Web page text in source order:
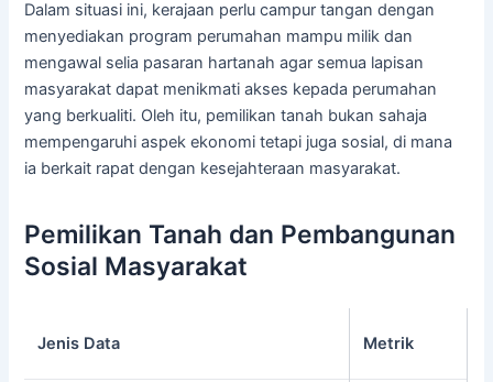
Dalam situasi ini, kerajaan perlu campur tangan dengan
menyediakan program perumahan mampu milik dan
mengawal selia pasaran hartanah agar semua lapisan
masyarakat dapat menikmati akses kepada perumahan
yang berkualiti. Oleh itu, pemilikan tanah bukan sahaja
mempengaruhi aspek ekonomi tetapi juga sosial, di mana
ia berkait rapat dengan kesejahteraan masyarakat.
Pemilikan Tanah dan Pembangunan
Sosial Masyarakat
Jenis Data Metrik